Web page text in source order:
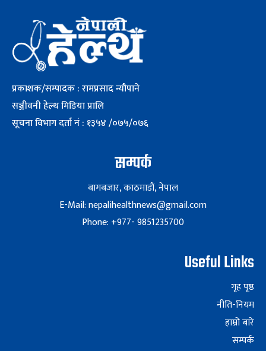
प्रकाशक/सम्पादक : रामप्रसाद न्यौपाने
सञ्जीवनी हेल्थ मिडिया प्रालि
सूचना विभाग दर्ता नं : १३५४ /०७५/०७६
सम्पर्क
बागबजार, काठमाडौं, नेपाल
E-Mail: nepalihealthnews@gmail.com
Phone: +977- 9851235700
Useful Links
गृह पृष्ठ
नीति-नियम
हाम्रो बारे
सम्पर्क